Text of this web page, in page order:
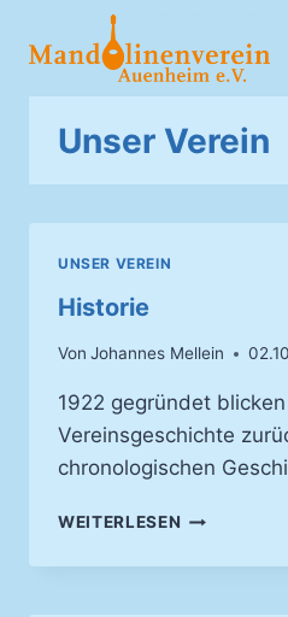
Inhalt
Unser Verein
UNSER VEREIN
Historie
Von Johannes Mellein
1922 gegründet
Vereinsgeschichte
chronologischen
WEITERLESEN HISTORIE